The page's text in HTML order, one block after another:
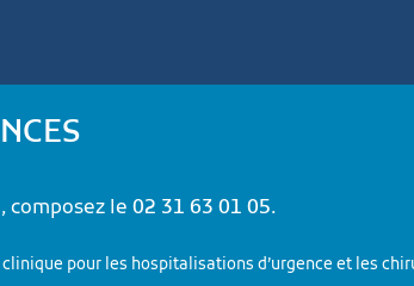
composez le 02 31 63 01 05.
pour les hospitalisations d’urgence et les